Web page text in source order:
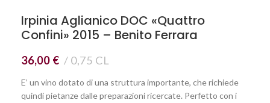
Irpinia Aglianico DOC «Quattro
Confini» 2015 – Benito Ferrara
36,00 € 0,75 CL
E’ un vino dotato di una struttura importante, che richiede
quindi pietanze dalle preparazioni ricercate. Perfetto con i